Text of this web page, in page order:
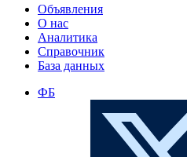
Объявления
О нас
Аналитика
Справочник
База данных
ФБ